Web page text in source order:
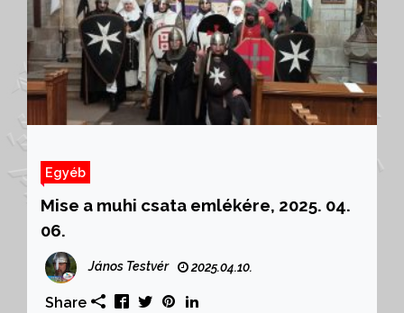
Egyéb
Mise a muhi csata emlékére, 2025. 04.
06.
János Testvér 2025.04.10.
Share